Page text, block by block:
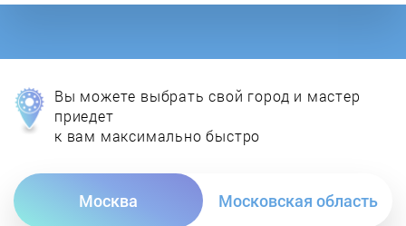
Eurostek
Francis Francis
Вы можете выбрать свой город и мастер
приедет
к вам максимально быстро
Москва Московская область